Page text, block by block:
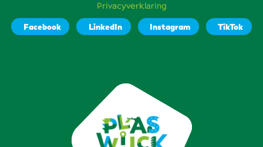
Privacyverklaring
Facebook
LinkedIn Instagram TikTok